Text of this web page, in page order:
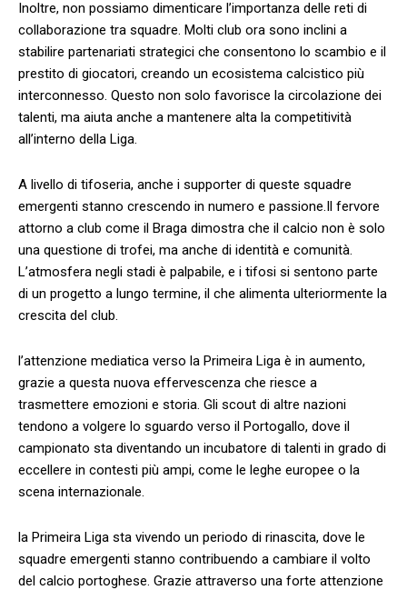
Inoltre, non ⁣possiamo ​dimenticare l’importanza delle reti ⁤di
collaborazione tra squadre. Molti club ora sono inclini a
stabilire partenariati strategici che consentono lo ⁤scambio e il
prestito di giocatori, ​creando un ecosistema calcistico più
interconnesso. Questo non solo​ favorisce⁤ la ⁤circolazione dei
talenti, ma aiuta anche a mantenere alta la competitività‍
all’interno‌ della Liga.
A‍ livello di tifoseria, anche i supporter‍ di queste squadre
emergenti stanno crescendo in‍ numero e passione.Il fervore
‌attorno⁤ a club come il ⁤Braga dimostra ⁢che il calcio non è solo
una questione di trofei, ma anche di identità ‌e comunità.
L’atmosfera negli stadi è palpabile, e i tifosi si sentono parte
di un progetto a lungo termine, il che alimenta ⁢ulteriormente la⁣
crescita ​del club.
l’attenzione mediatica⁢ verso la⁣ Primeira Liga è in aumento,
grazie a questa nuova effervescenza che‌ riesce a
trasmettere emozioni e ⁣storia. Gli scout di altre nazioni
tendono a volgere lo‌ sguardo verso il Portogallo, ​dove il
campionato sta diventando un incubatore di talenti in‍ grado di
eccellere in contesti più ampi, come le ‌leghe europee o ⁤la
scena internazionale.
la Primeira Liga⁢ sta vivendo un periodo di‌ rinascita, dove le
squadre emergenti‍ stanno contribuendo a ​cambiare il volto
del calcio portoghese. Grazie attraverso una forte attenzione